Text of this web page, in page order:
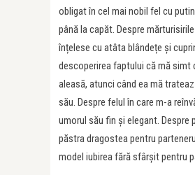
obligat în cel mai nobil fel cu
până la capăt. Despre
înțelese cu atâta blândețe și
descoperirea faptului că mă simt
aleasă, atunci când ea mă
său. Despre felul în care m-a
umorul său fin și elegant. Despre
păstra dragostea pentru
model iubirea fără sfârșit pentru